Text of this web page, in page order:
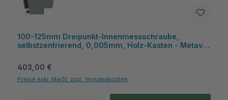
100-125mm Dreipunkt-Innenmessschraube,
selbstzentrierend, 0,005mm, Holz-Kasten - Metav
Regulärer Preis:
403,00 €
Preise exkl. MwSt. zzgl. Versandkosten